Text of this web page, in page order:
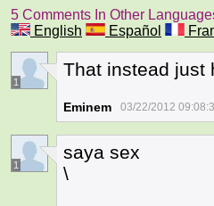
5 Comments In Other
English
Español
1
That instead just
Eminem 03/22/2012
1
saya sex
\